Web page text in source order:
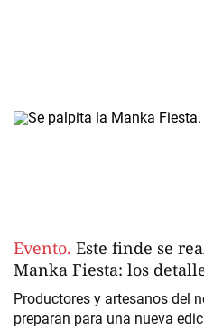
Evento. Este finde se
Manka Fiesta: los
Productores y artesanos del
preparan para una nueva